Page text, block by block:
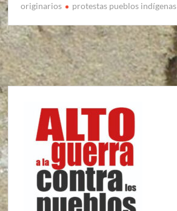
originarios
protestas pueblos indígenas